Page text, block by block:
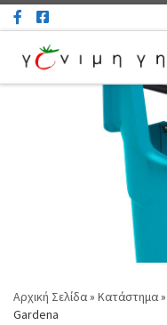
Μετάβαση στο περιεχόμενο
Αρχική Σελίδα» Κατάστημα»
Gardena